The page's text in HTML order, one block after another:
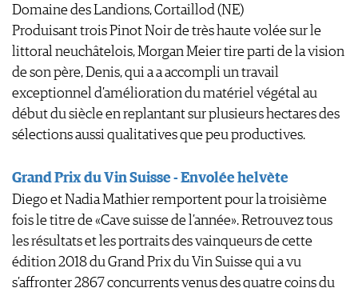
Domaine des Landions, Cortaillod (NE)
Produisant trois Pinot Noir de très haute volée sur le
littoral neuchâtelois, Morgan Meier tire parti de la vision
de son père, Denis, qui a a accompli un travail
exceptionnel d’amélioration du matériel végétal au
début du siècle en replantant sur plusieurs hectares des
sélections aussi qualitatives que peu productives.
Grand Prix du Vin Suisse - Envolée helvète
Diego et Nadia Mathier remportent pour la troisième
fois le titre de «Cave suisse de l’année». Retrouvez tous
les résultats et les portraits des vainqueurs de cette
édition 2018 du Grand Prix du Vin Suisse qui a vu
s’affronter 2867 concurrents venus des quatre coins du